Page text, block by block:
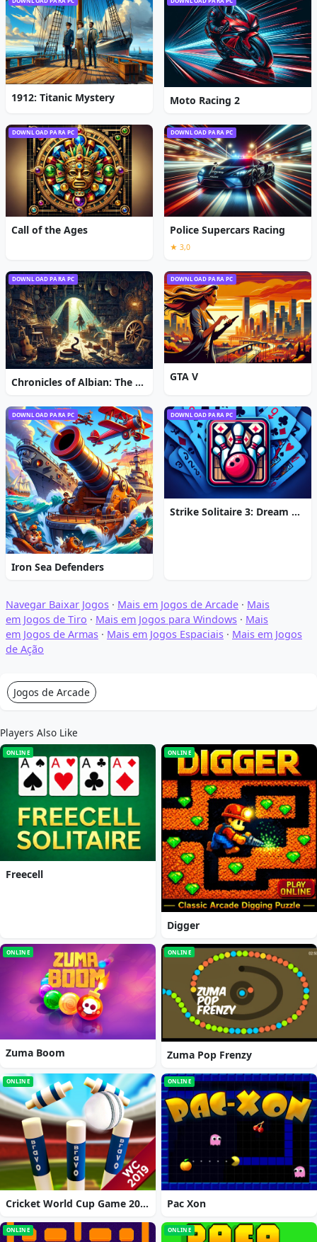
1912: Titanic Mystery Moto Racing 2
DOWNLOAD PARA PC
Call of the Ages
DOWNLOAD PARA PC
Police Supercars Racing
★ 3,0
DOWNLOAD PARA PC
Chronicles of Albian: The Magic Convention
DOWNLOAD PARA PC
GTA V
DOWNLOAD PARA PC
Iron Sea Defenders
DOWNLOAD PARA PC
Strike Solitaire 3: Dream Resort
Navegar Baixar Jogos · Mais em Jogos de Arcade · Mais
em Jogos de Tiro · Mais em Jogos para Windows · Mais
em Jogos de Armas · Mais em Jogos Espaciais · Mais em Jogos
de Ação
Jogos de Arcade
Players Also Like
ONLINE
Freecell
ONLINE
Digger
ONLINE
Zuma Boom
ONLINE
Zuma Pop Frenzy
ONLINE
Cricket World Cup Game 2019 Mini Ground Cricke
ONLINE
Pac Xon
ONLINE ONLINE